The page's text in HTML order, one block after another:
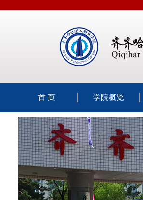
首 页 学院概览